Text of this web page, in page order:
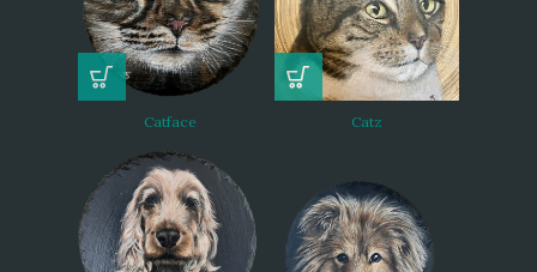
Catface Catz